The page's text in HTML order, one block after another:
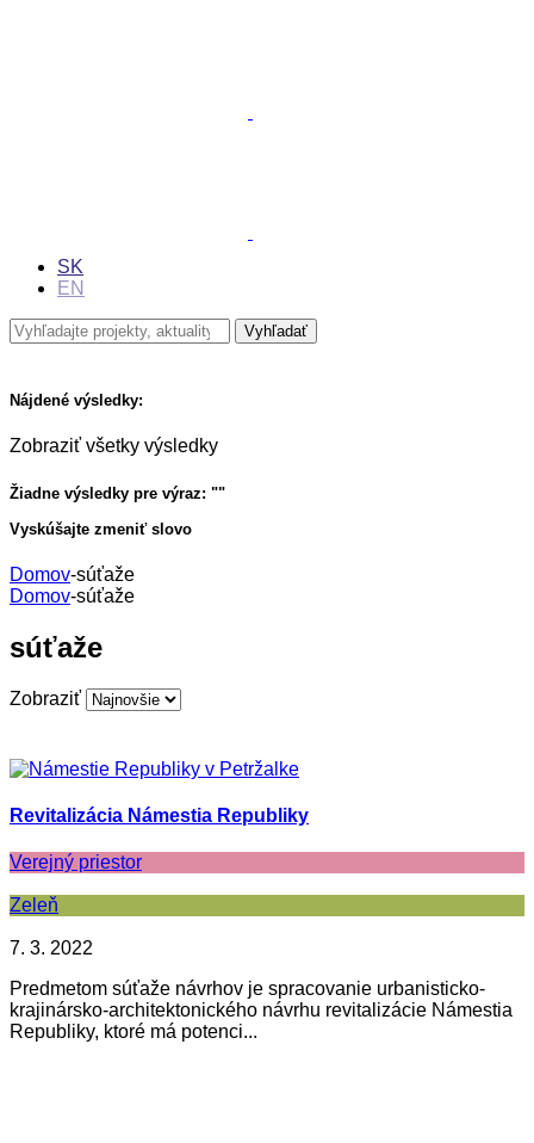
SK
EN
Nájdené výsledky:
Zobraziť všetky výsledky
Žiadne výsledky pre výraz: ""
Vyskúšajte zmeniť slovo
Domov-súťaže
Domov-súťaže
súťaže
Zobraziť
Revitalizácia Námestia Republiky
Verejný priestor
Zeleň
7. 3. 2022
Predmetom súťaže návrhov je spracovanie urbanisticko-
krajinársko-architektonického návrhu revitalizácie Námestia
Republiky, ktoré má potenci...